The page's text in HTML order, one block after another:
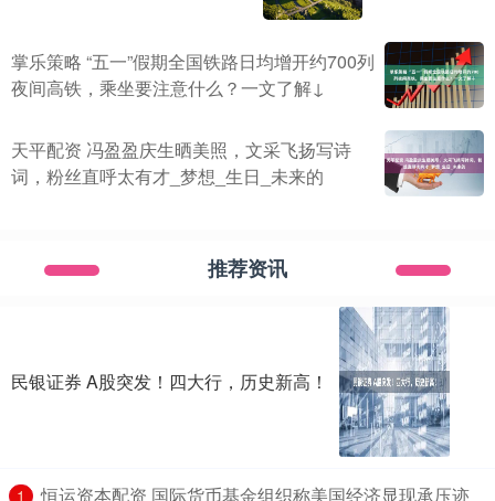
掌乐策略 “五一”假期全国铁路日均增开约700列
夜间高铁，乘坐要注意什么？一文了解↓
天平配资 冯盈盈庆生晒美照，文采飞扬写诗
词，粉丝直呼太有才_梦想_生日_未来的
推荐资讯
民银证券 A股突发！四大行，历史新高！
1
​恒运资本配资 国际货币基金组织称美国经济显现承压迹